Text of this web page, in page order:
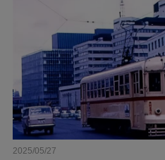
2025/05/27